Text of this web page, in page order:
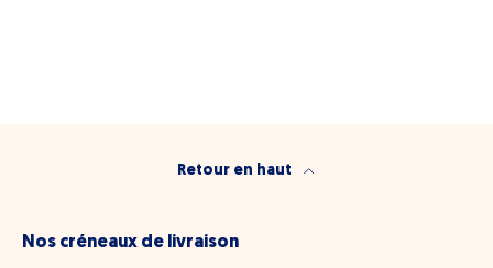
Retour en haut
Nos créneaux de livraison